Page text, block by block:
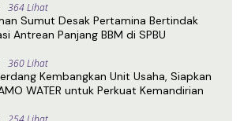
364 Lihat
Sumut Desak Pertamina Bertindak
Antrean Panjang BBM di SPBU
360 Lihat
Kembangkan Unit Usaha, Siapkan
WATER untuk Perkuat Kemandirian